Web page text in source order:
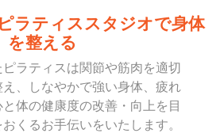
ラティススタジオで身体
を整える
ラティスは関節や筋肉を適切
、しなやかで強い身体、疲れ
体の健康度の改善・向上を目
くるお手伝いをいたします。